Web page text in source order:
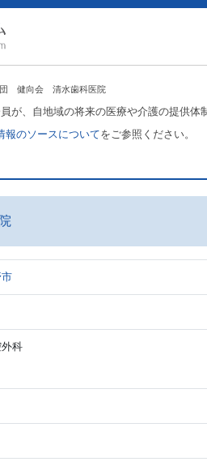
団 健向会 清水歯科医院
が、自地域の将来の医療や介護の提供
報のソースについてをご参照ください。
市
科